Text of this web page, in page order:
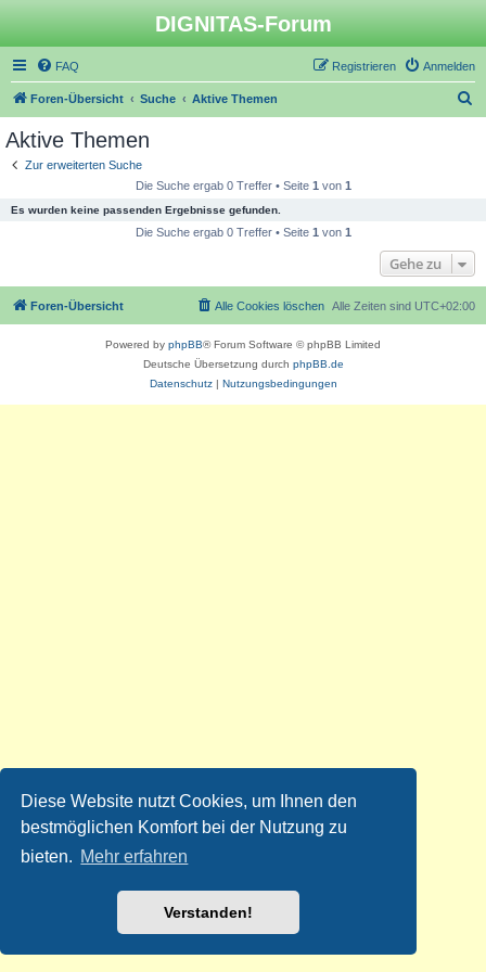
Diese Website nutzt Cookies, um Ihnen den
bestmöglichen Komfort bei der Nutzung zu
bieten. Mehr erfahren
Verstanden!
DIGNITAS-Forum
FAQ Anmelden
Registrieren
Foren-Übersicht Suche Aktive Themen
Aktive Themen
Zur erweiterten Suche
Die Suche ergab 0 Treffer • Seite 1 von 1
Es wurden keine passenden Ergebnisse gefunden.
Die Suche ergab 0 Treffer • Seite 1 von 1
Gehe zu
Foren-Übersicht Alle Zeiten sind UTC+02:00
Alle Cookies löschen
Powered by phpBB® Forum Software © phpBB Limited
Deutsche Übersetzung durch phpBB.de
Datenschutz| Nutzungsbedingungen